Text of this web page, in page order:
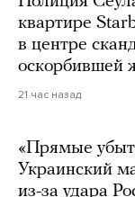
квартире
в центре
оскорбившей
21 час назад
«Прямые
Украинский
из-за удара